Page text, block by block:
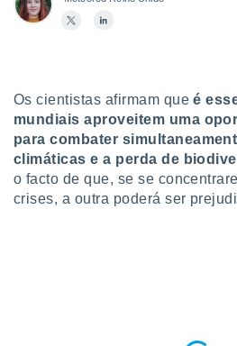
lhe
e
na nossa
e
a
Os cientistas afirmam queé
mundiais aproveitem uma
para combater
climáticas e a perda de
o facto de que, se se
crises, a outra poderá ser